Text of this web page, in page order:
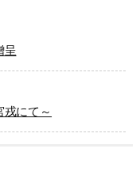
呈
にて～